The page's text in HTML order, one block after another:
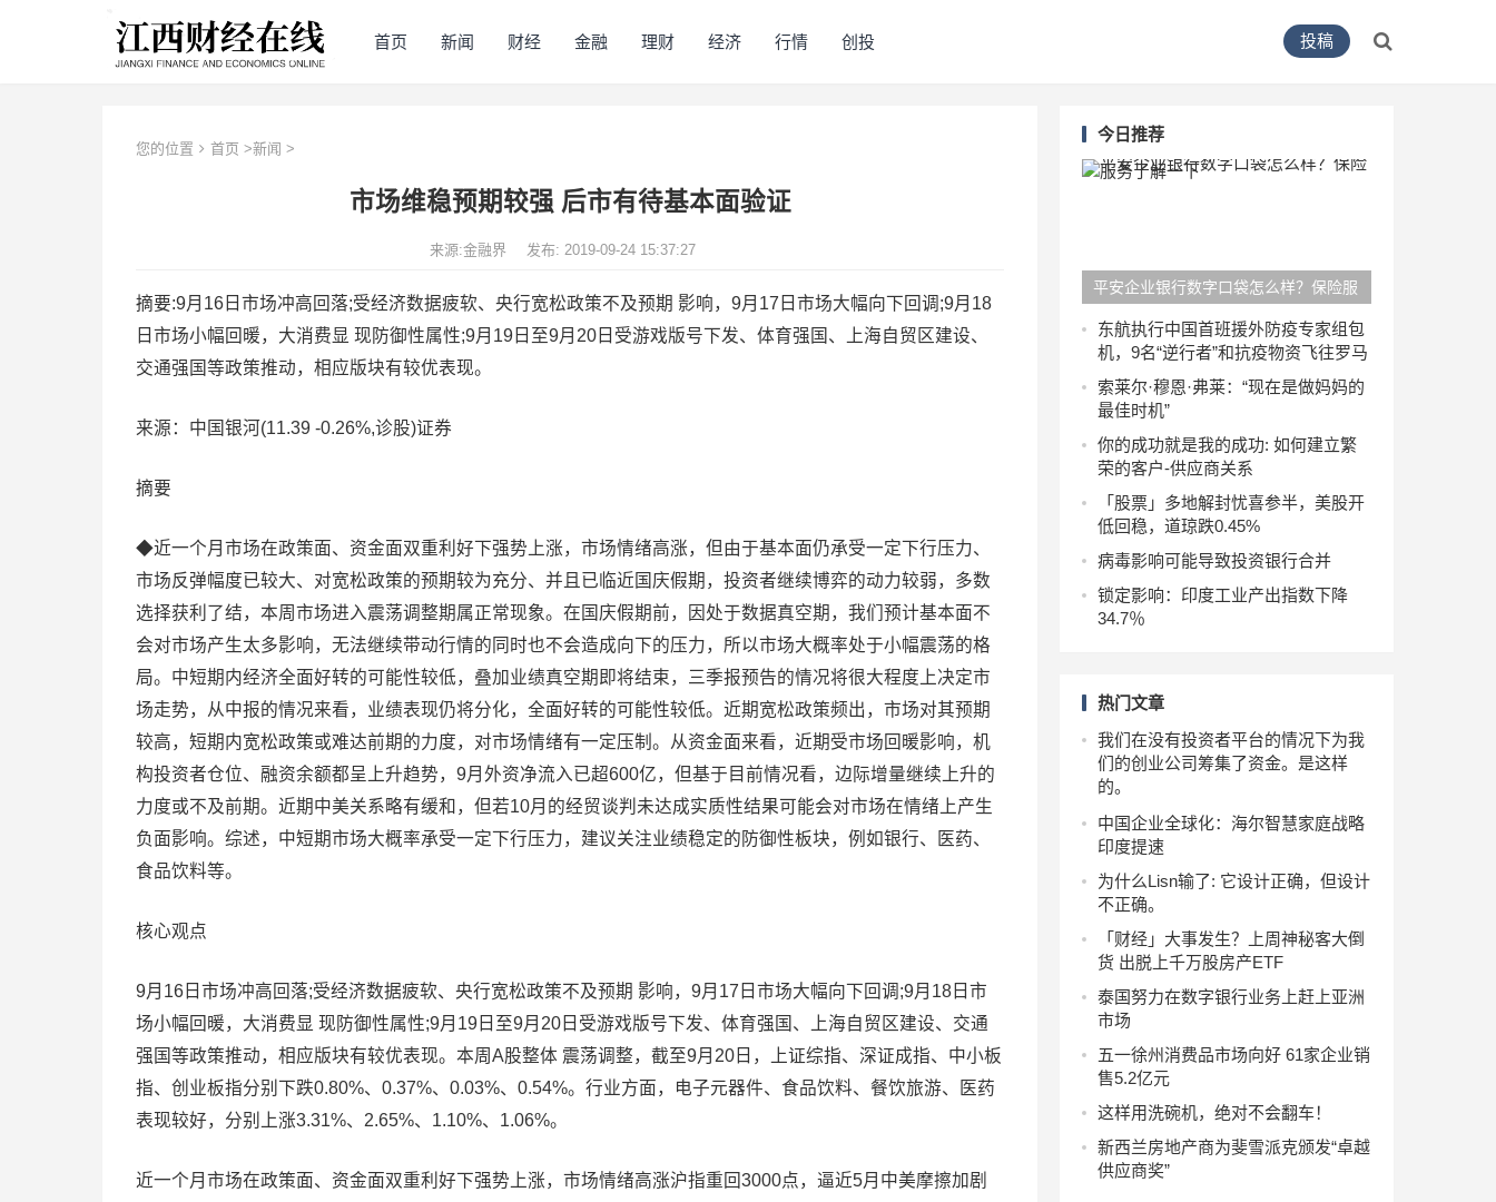
首页 新闻 财经 金融 理财 经济 行情 创投 投稿
您的位置 首页 >新闻 >
市场维稳预期较强 后市有待基本面验证
来源:金融界 发布: 2019-09-24 15:37:27
摘要:9月16日市场冲高回落;受经济数据疲软、央行宽松政策不及预期 影响，9月17日市场大幅向下回调;9月18
日市场小幅回暖，大消费显 现防御性属性;9月19日至9月20日受游戏版号下发、体育强国、上海自贸区建设、
交通强国等政策推动，相应版块有较优表现。
来源：中国银河(11.39 -0.26%,诊股)证券
摘要
◆近一个月市场在政策面、资金面双重利好下强势上涨，市场情绪高涨，但由于基本面仍承受一定下行压力、
市场反弹幅度已较大、对宽松政策的预期较为充分、并且已临近国庆假期，投资者继续博弈的动力较弱，多数
选择获利了结，本周市场进入震荡调整期属正常现象。在国庆假期前，因处于数据真空期，我们预计基本面不
会对市场产生太多影响，无法继续带动行情的同时也不会造成向下的压力，所以市场大概率处于小幅震荡的格
局。中短期内经济全面好转的可能性较低，叠加业绩真空期即将结束，三季报预告的情况将很大程度上决定市
场走势，从中报的情况来看，业绩表现仍将分化，全面好转的可能性较低。近期宽松政策频出，市场对其预期
较高，短期内宽松政策或难达前期的力度，对市场情绪有一定压制。从资金面来看，近期受市场回暖影响，机
构投资者仓位、融资余额都呈上升趋势，9月外资净流入已超600亿，但基于目前情况看，边际增量继续上升的
力度或不及前期。近期中美关系略有缓和，但若10月的经贸谈判未达成实质性结果可能会对市场在情绪上产生
负面影响。综述，中短期市场大概率承受一定下行压力，建议关注业绩稳定的防御性板块，例如银行、医药、
食品饮料等。
核心观点
9月16日市场冲高回落;受经济数据疲软、央行宽松政策不及预期 影响，9月17日市场大幅向下回调;9月18日市
场小幅回暖，大消费显 现防御性属性;9月19日至9月20日受游戏版号下发、体育强国、上海自贸区建设、交通
强国等政策推动，相应版块有较优表现。本周A股整体 震荡调整，截至9月20日，上证综指、深证成指、中小板
指、创业板指分别下跌0.80%、0.37%、0.03%、0.54%。行业方面，电子元器件、食品饮料、餐饮旅游、医药
表现较好，分别上涨3.31%、2.65%、1.10%、1.06%。
近一个月市场在政策面、资金面双重利好下强势上涨，市场情绪高涨沪指重回3000点，逼近5月中美摩擦加剧
今日推荐
平安企业银行数字口袋怎么样？保险服
务了解一下
东航执行中国首班援外防疫专家组包
机，9名“逆行者”和抗疫物资飞往罗马
索莱尔·穆恩·弗莱：“现在是做妈妈的
最佳时机”
你的成功就是我的成功: 如何建立繁
荣的客户-供应商关系
「股票」多地解封忧喜参半，美股开
低回稳，道琼跌0.45%
病毒影响可能导致投资银行合并
锁定影响：印度工业产出指数下降
34.7％
热门文章
我们在没有投资者平台的情况下为我
们的创业公司筹集了资金。是这样
的。
中国企业全球化：海尔智慧家庭战略
印度提速
为什么Lisn输了: 它设计正确，但设计
不正确。
「财经」大事发生？上周神秘客大倒
货 出脱上千万股房产ETF
泰国努力在数字银行业务上赶上亚洲
市场
五一徐州消费品市场向好 61家企业销
售5.2亿元
这样用洗碗机，绝对不会翻车！
新西兰房地产商为斐雪派克颁发“卓越
供应商奖”